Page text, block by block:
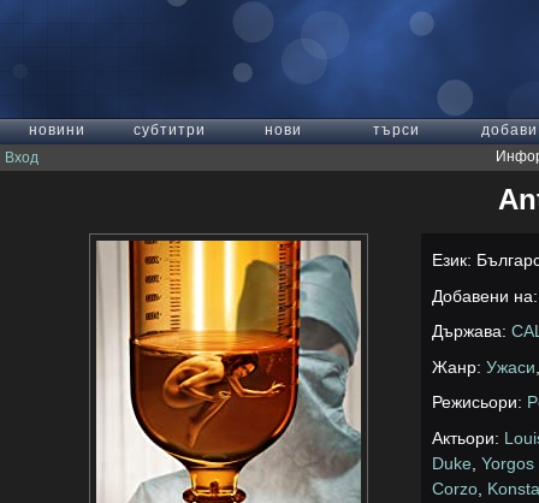
новини субтитри нови търси
добави
Вход
Език:
Добавени
Държава:
Жанр:Ужаси
Режисьори:
Актьори:
Duke ,
Corzo